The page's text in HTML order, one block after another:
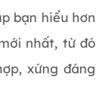
bạn hiểu hơn
nhất, từ đó
xứng đáng